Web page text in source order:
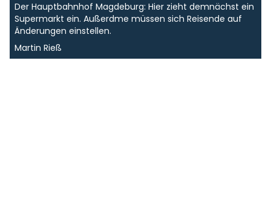
Der Hauptbahnhof Magdeburg: Hier zieht demnächst ein
Supermarkt ein. Außerdme müssen sich Reisende auf
Änderungen einstellen.
Martin Rieß